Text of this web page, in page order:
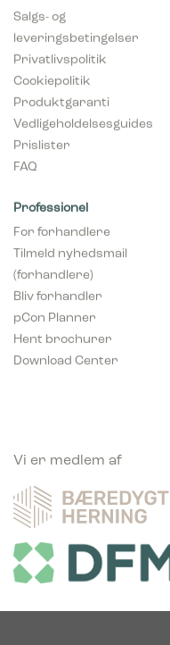
Salgs- og
leveringsbetingelser
Privatlivspolitik
Cookiepolitik
Produktgaranti
Vedligeholdelsesguides
Prislister
FAQ
Professionel
For forhandlere
Tilmeld nyhedsmail
(forhandlere)
Bliv forhandler
pCon Planner
Hent brochurer
Download Center
Vi er medlem af